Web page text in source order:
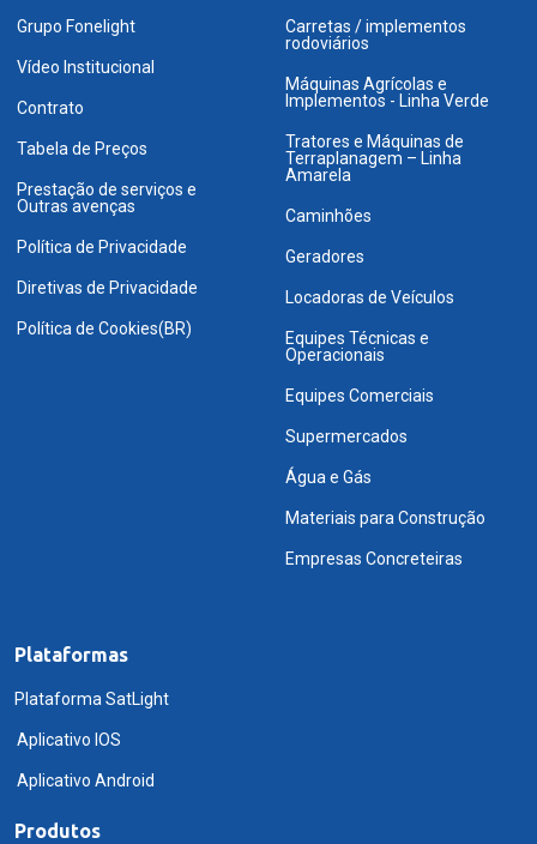
Grupo Fonelight
Vídeo Institucional
Contrato
Tabela de Preços
Prestação de serviços e
Outras avenças
Política de Privacidade
Diretivas de Privacidade
Política de Cookies(BR)
Carretas / implementos
rodoviários
Máquinas Agrícolas e
Implementos - Linha Verde
Tratores e Máquinas de
Terraplanagem – Linha
Amarela
Caminhões
Geradores
Locadoras de Veículos
Equipes Técnicas e
Operacionais
Equipes Comerciais
Supermercados
Água e Gás
Materiais para Construção
Empresas Concreteiras
Plataformas
Plataforma SatLight
Aplicativo IOS
Aplicativo Android
Produtos